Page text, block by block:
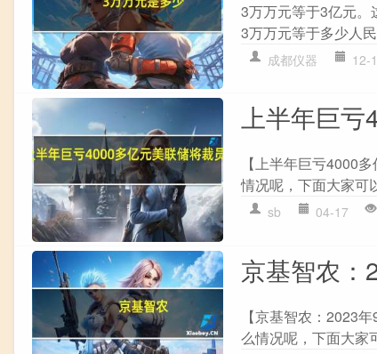
3万万元等于3亿元。
3万万元等于多少人
成都仪器 12-
上半年巨亏
【上半年巨亏4000
情况呢，下面大家可
sb 04-17
京基智农：
【京基智农：2023
么情况呢，下面大家